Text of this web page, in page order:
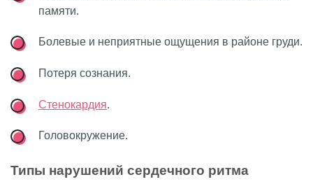
памяти.
Болевые и неприятные ощущения в районе груди.
Потеря сознания.
Стенокардия.
Головокружение.
Типы нарушений сердечного ритма